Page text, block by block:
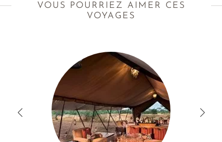
VOUS POURRIEZ AIMER CES
VOYAGES